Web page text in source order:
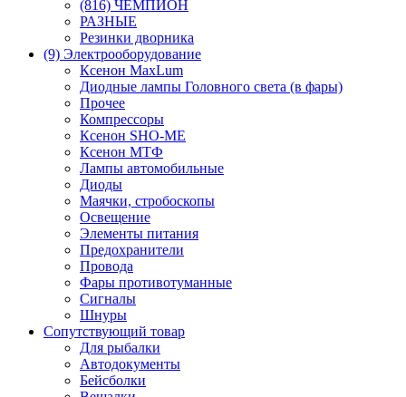
(816) ЧЕМПИОН
РАЗНЫЕ
Резинки дворника
(9) Электрооборудование
Ксенон MaxLum
Диодные лампы Головного света (в фары)
Прочее
Компрессоры
Ксенон SHO-ME
Ксенон МТФ
Лампы автомобильные
Диоды
Маячки, стробоскопы
Освещение
Элементы питания
Предохранители
Провода
Фары противотуманные
Сигналы
Шнуры
Сопутствующий товар
Для рыбалки
Автодокументы
Бейсболки